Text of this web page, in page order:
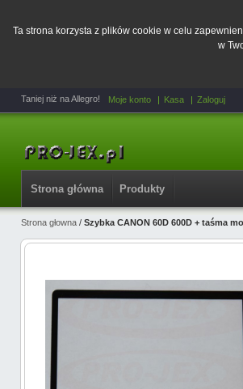
Ta strona korzysta z plików cookie w celu
w
Taniej niż na Allegro! Moje konto Kasa Zaloguj
Strona główna Produkty
Strona głowna / Szybka CANON 60D 600D + taśma